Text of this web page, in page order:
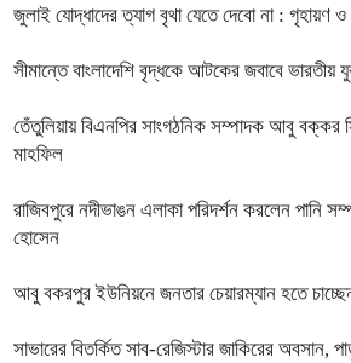
জুলাই যোদ্ধাদের ত্যাগ বৃথা যেতে দেবো না : গৃহায়ণ ও
সীমান্তে বাংলাদেশি বৃদ্ধকে আটকের জবাবে
তেঁতুলিয়ায় বিএনপির সাংগঠনিক সম্পাদক আবু বক্কর
মাহফিল
রাজিবপুরে নদীভাঙন এলাকা পরিদর্শন করলেন পানি
হোসেন
আবু বকরপুর ইউনিয়নে জনতার চেয়ারম্যান হতে
সাভারের বিতর্কিত সাব-রেজিস্টার জাকিরের অবসান,